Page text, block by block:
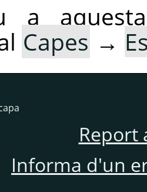
a
Capes →
Report
Informa d'un